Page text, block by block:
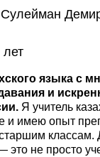
Сулейман
языка с
и
Я учитель
и имею опыт
классам.
это не просто